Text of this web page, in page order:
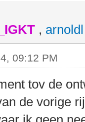
, arnoldl
09:12 PM
tov de
de vorige